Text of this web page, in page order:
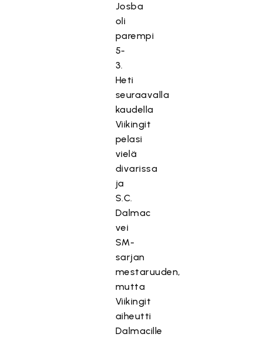
Josba
oli
parempi
5-
3.
Heti
seuraavalla
kaudella
Viikingit
pelasi
vielä
divarissa
ja
S.C.
Dalmac
vei
SM-
sarjan
mestaruuden,
mutta
Viikingit
aiheutti
Dalmacille